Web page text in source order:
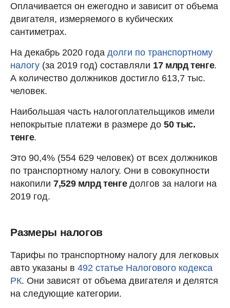
Оплачивается он ежегодно и зависит от объема
двигателя, измеряемого в кубических
сантиметрах.
На декабрь 2020 года долги по транспортному
налогу (за 2019 год) составляли 17 млрд тенге.
А количество должников достигло 613,7 тыс.
человек.
Наибольшая часть налогоплательщиков имели
непокрытые платежи в размере до 50 тыс.
тенге.
Это 90,4% (554 629 человек) от всех должников
по транспортному налогу. Они в совокупности
накопили 7,529 млрд тенгедолгов за налоги на
2019 год.
Размеры налогов
Тарифы по транспортному налогу для легковых
авто указаны в 492 статье Налогового кодекса
РК. Они зависят от объема двигателя и делятся
на следующие категории.